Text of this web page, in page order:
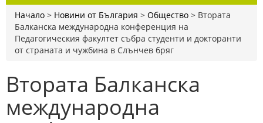
Начало > Новини от България > Общество > Втората
Балканска международна конференция на
Педагогическия факултет събра студенти и докторанти
от страната и чужбина в Слънчев бряг
Втората Балканска
международна